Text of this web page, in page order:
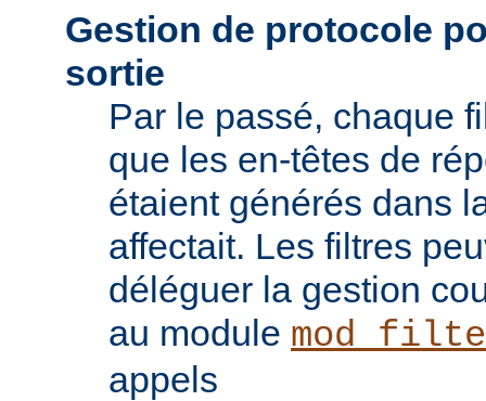
Gestion de protocole
sortie
Par le passé, chaque
que les en-têtes de
étaient générés dans
affectait. Les filtres
déléguer la gestion
au module
appels